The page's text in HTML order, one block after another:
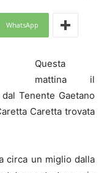
WhatsApp
Questa
mattina il
Tenente Gaetano
Caretta trovata
circa un miglio dalla